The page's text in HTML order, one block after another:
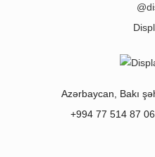
Azərbaycan Bakı
+994 77 514 87 06